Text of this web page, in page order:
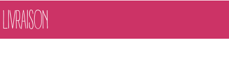
LIVRAISON